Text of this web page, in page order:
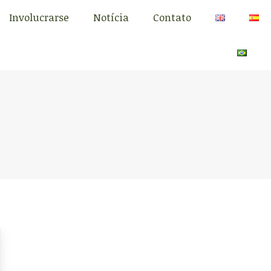
Involucrarse Notícia Contato
Involucrarse Notícia Contato